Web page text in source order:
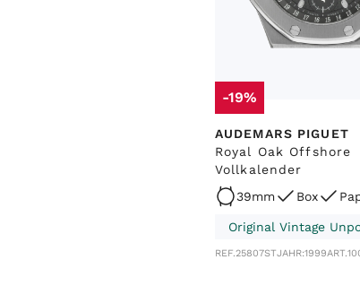
-19%
AUDEMARS PIGUET
Royal Oak Offshore
Vollkalender
39mm
Box
Original Vintage
REF.25807STJAHR:1999ART.